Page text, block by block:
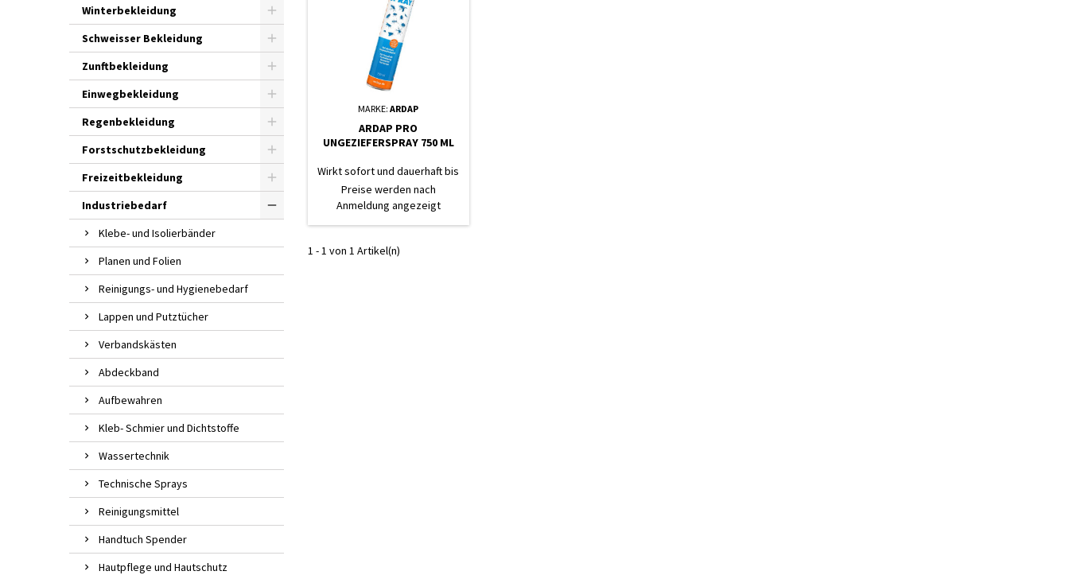
Winterbekleidung
Schweisser Bekleidung
Zunftbekleidung
Einwegbekleidung
Regenbekleidung
Forstschutzbekleidung
Freizeitbekleidung
Industriebedarf
Klebe- und Isolierbänder
Planen und Folien
Reinigungs- und Hygienebedarf
Lappen und Putztücher
Verbandskästen
Abdeckband
Aufbewahren
Kleb- Schmier und Dichtstoffe
Wassertechnik
Technische Sprays
Reinigungsmittel
Handtuch Spender
Hautpflege und Hautschutz
MARKE:ARDAP
ARDAP PRO
UNGEZIEFERSPRAY 750 ML
Wirkt sofort und dauerhaft bis
zu 6 Wochen - Das bewährte
Original - Insektenspray mit
Langzeitwirkung -
Hochwirksam bei akutem
Ungezieferbefall - Stoppt
Ameisen, Fliegen, Schaben,
Preise werden nach
Anmeldung angezeigt
1 - 1 von 1 Artikel(n)